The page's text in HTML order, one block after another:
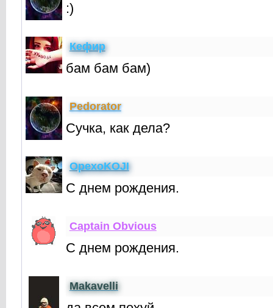
:)
Кефир
бам бам бам)
Реdorator
Cучка, как дела?
OpexoKOJI
С днем рождения.
Captain Obvious
С днем рождения.
Makavelli